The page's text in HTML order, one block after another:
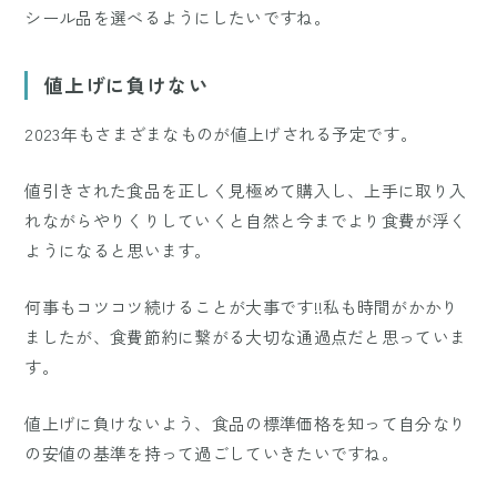
シール品を選べるようにしたいですね。
値上げに負けない
2023年もさまざまなものが値上げされる予定です。
値引きされた食品を正しく見極めて購入し、上手に取り入
れながらやりくりしていくと自然と今までより食費が浮く
ようになると思います。
何事もコツコツ続けることが大事です!!私も時間がかかり
ましたが、食費節約に繋がる大切な通過点だと思っていま
す。
値上げに負けないよう、食品の標準価格を知って自分なり
の安値の基準を持って過ごしていきたいですね。